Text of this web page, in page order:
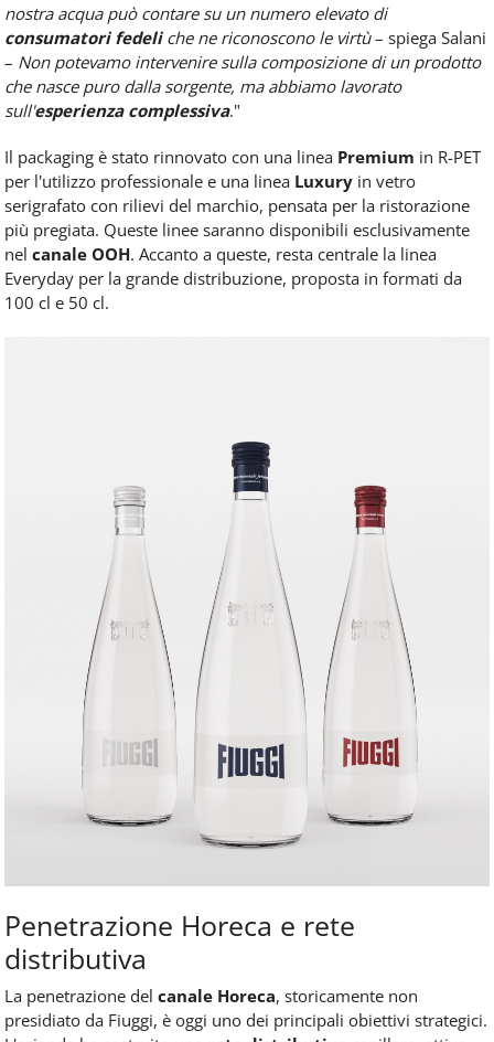
nostra acqua può contare su un numero elevato di
consumatori fedeliche ne riconoscono le virtù– spiega Salani
– Non potevamo intervenire sulla composizione di un prodotto
che nasce puro dalla sorgente, ma abbiamo lavorato
sull'esperienza complessiva."
Il packaging è stato rinnovato con una linea Premium in R-PET
per l'utilizzo professionale e una linea Luxury in vetro
serigrafato con rilievi del marchio, pensata per la ristorazione
più pregiata. Queste linee saranno disponibili esclusivamente
nel canale OOH. Accanto a queste, resta centrale la linea
Everyday per la grande distribuzione, proposta in formati da
100 cl e 50 cl.
Penetrazione Horeca e rete
distributiva
La penetrazione del canale Horeca, storicamente non
presidiato da Fiuggi, è oggi uno dei principali obiettivi strategici.